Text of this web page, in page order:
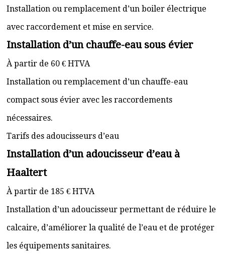
Installation ou remplacement d’un boiler électrique
avec raccordement et mise en service.
Installation d’un chauffe-eau sous évier
À partir de 60 € HTVA
Installation ou remplacement d’un chauffe-eau
compact sous évier avec les raccordements
nécessaires.
Tarifs des adoucisseurs d’eau
Installation d’un adoucisseur d’eau à
Haaltert
À partir de 185 € HTVA
Installation d’un adoucisseur permettant de réduire le
calcaire, d’améliorer la qualité de l’eau et de protéger
les équipements sanitaires.